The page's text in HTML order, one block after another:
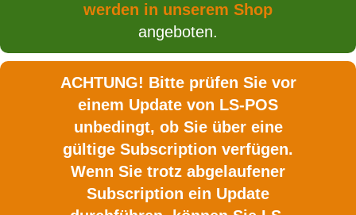
werden in unserem Shop
angeboten.
ACHTUNG! Bitte prüfen Sie vor
einem Update von LS-POS
unbedingt, ob Sie über eine
gültige Subscription verfügen.
Wenn Sie trotz abgelaufener
Subscription ein Update